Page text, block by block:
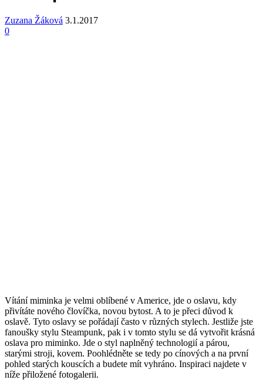
Zuzana Žáková 3.1.2017
0
Vítání miminka je velmi oblíbené v Americe, jde o oslavu, kdy
přivítáte nového človíčka, novou bytost. A to je přeci důvod k
oslavě. Tyto oslavy se pořádají často v různých stylech. Jestliže jste
fanoušky stylu Steampunk, pak i v tomto stylu se dá vytvořit krásná
oslava pro miminko. Jde o styl naplněný technologií a párou,
starými stroji, kovem. Poohlédněte se tedy po cínových a na první
pohled starých kouscích a budete mít vyhráno. Inspiraci najdete v
níže přiložené fotogalerii.